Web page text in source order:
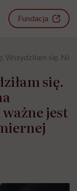
Fundacja
Wstydziłam się.
się.
jest